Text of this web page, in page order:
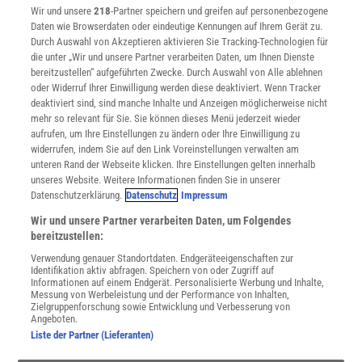
Widerruf
INFO
Mediadaten
Datenschutz
Nutzungsbedingungen
Cookie-Einstellungen
Utiq verwalten
Nutzungsbasierte Onlinewerbung
Alle Artikel
Impressum
Angebote für Schulen
Angebote für Institutionen
Sprachen lernen mit Gymglish
Lexika
Für Spektrum schreiben
Zugänglichkeitserklärung
KielSCN
Wir und unsere218-Partner speichern und greifen auf personenbezogene
Daten wie Browserdaten oder eindeutige Kennungen auf Ihrem Gerät zu.
Durch Auswahl von Akzeptieren aktivieren Sie Tracking-Technologien für
die unter „Wir und unsere Partner verarbeiten Daten, um Ihnen Dienste
bereitzustellen“ aufgeführten Zwecke. Durch Auswahl von Alle ablehnen
oder Widerruf Ihrer Einwilligung werden diese deaktiviert. Wenn Tracker
deaktiviert sind, sind manche Inhalte und Anzeigen möglicherweise nicht
mehr so relevant für Sie. Sie können dieses Menü jederzeit wieder
aufrufen, um Ihre Einstellungen zu ändern oder Ihre Einwilligung zu
widerrufen, indem Sie auf den Link Voreinstellungen verwalten am
unteren Rand der Webseite klicken. Ihre Einstellungen gelten innerhalb
unseres Website. Weitere Informationen finden Sie in unserer
Datenschutzerklärung. Datenschutz Impressum
Wir und unsere Partner verarbeiten Daten, um Folgendes
bereitzustellen:
Verwendung genauer Standortdaten. Endgeräteeigenschaften zur
Identifikation aktiv abfragen. Speichern von oder Zugriff auf
Informationen auf einem Endgerät. Personalisierte Werbung und Inhalte,
Messung von Werbeleistung und der Performance von Inhalten,
Zielgruppenforschung sowie Entwicklung und Verbesserung von
Angeboten.
Liste der Partner (Lieferanten)